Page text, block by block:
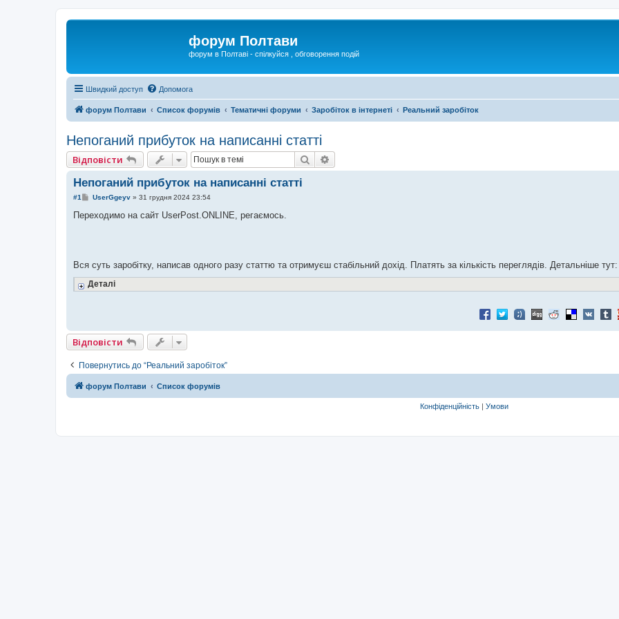
форум Полтави
форум в Полтаві - спілкуйся , обговорення подій
Швидкий доступ Допомога
форум Полтави Список форумів Тематичні форуми Заробіток в інтернеті Реальний заробіток
Непоганий прибуток на написанні статті
Відповісти Пошук
Непоганий прибуток на написанні статті
#1
П
в
е
н
я
UserGgeyv» 31 грудня 2024 23:54
Переходимо на сайт UserPost.ONLINE, регаємось.
Вся суть заробітку, написав одного разу статтю та отримуєш стабільний дохід. Платять за кількість переглядів. Детальніше тут:
Деталі
Відповісти
Повернутись до “Реальний заробіток”
форум Полтави Список форумів
Конфіденційність | Умови